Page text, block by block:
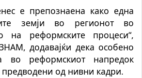
е препознаена како една
земји во регионот во
на реформските процеси“,
додавајќи дека особено
во реформскиот напредок
од нивни кадри.